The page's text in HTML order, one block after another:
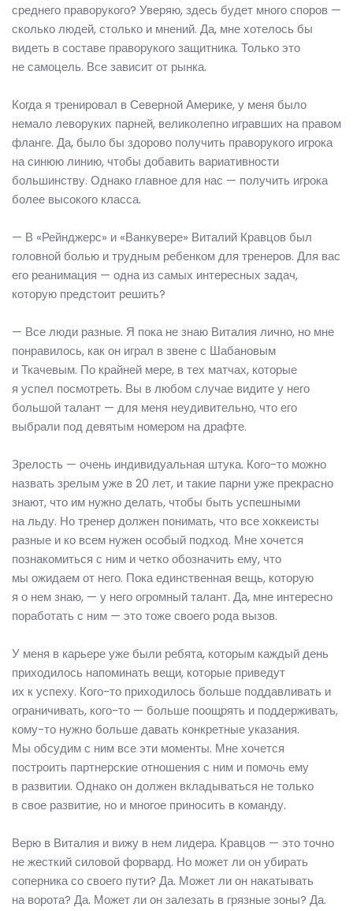
среднего праворукого? Уверяю, здесь будет много споров —
сколько людей, столько и мнений. Да, мне хотелось бы
видеть в составе праворукого защитника. Только это
не самоцель. Все зависит от рынка.
Когда я тренировал в Северной Америке, у меня было
немало леворуких парней, великолепно игравших на правом
фланге. Да, было бы здорово получить праворукого игрока
на синюю линию, чтобы добавить вариативности
большинству. Однако главное для нас — получить игрока
более высокого класса.
— В «Рейнджерс» и «Ванкувере» Виталий Кравцов был
головной болью и трудным ребенком для тренеров. Для вас
его реанимация — одна из самых интересных задач,
которую предстоит решить?
— Все люди разные. Я пока не знаю Виталия лично, но мне
понравилось, как он играл в звене с Шабановым
и Ткачевым. По крайней мере, в тех матчах, которые
я успел посмотреть. Вы в любом случае видите у него
большой талант — для меня неудивительно, что его
выбрали под девятым номером на драфте.
Зрелость — очень индивидуальная штука. Кого-то можно
назвать зрелым уже в 20 лет, и такие парни уже прекрасно
знают, что им нужно делать, чтобы быть успешными
на льду. Но тренер должен понимать, что все хоккеисты
разные и ко всем нужен особый подход. Мне хочется
познакомиться с ним и четко обозначить ему, что
мы ожидаем от него. Пока единственная вещь, которую
я о нем знаю, — у него огромный талант. Да, мне интересно
поработать с ним — это тоже своего рода вызов.
У меня в карьере уже были ребята, которым каждый день
приходилось напоминать вещи, которые приведут
их к успеху. Кого-то приходилось больше поддавливать и
ограничивать, кого-то — больше поощрять и поддерживать,
кому-то нужно больше давать конкретные указания.
Мы обсудим с ним все эти моменты. Мне хочется
построить партнерские отношения с ним и помочь ему
в развитии. Однако он должен вкладываться не только
в свое развитие, но и многое приносить в команду.
Верю в Виталия и вижу в нем лидера. Кравцов — это точно
не жесткий силовой форвард. Но может ли он убирать
соперника со своего пути? Да. Может ли он накатывать
на ворота? Да. Может ли он залезать в грязные зоны? Да.